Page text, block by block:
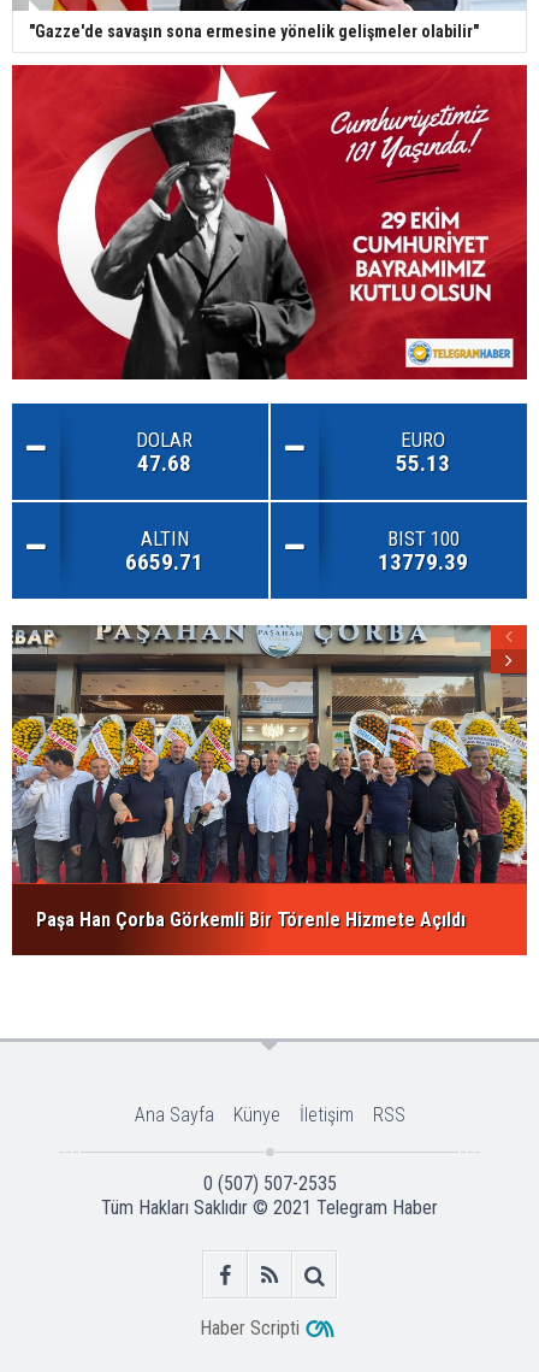
"Gazze'de savaşın sona ermesine yönelik gelişmeler olabilir"
DOLAR
47.68
EURO
55.13
ALTIN
6659.71
BIST 100
13779.39
Paşa Han Çorba Görkemli Bir Törenle Hizmete Açıldı
Ana Sayfa Künye İletişim RSS
0 (507) 507-2535
Tüm Hakları Saklıdır © 2021 Telegram Haber
Haber Scripti